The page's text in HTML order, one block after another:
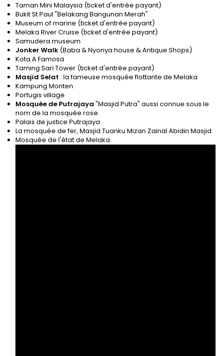
Taman Mini Malaysia (ticket d'entrée payant)
Bukit St Paul "Belakang Bangunan Merah"
Museum of marine (ticket d'entrée payant)
Melaka River Cruise (ticket d'entrée payant)
Samudera museum
Jonker Walk (Baba & Nyonya house & Antique Shops)
Kota A Famosa
Taming Sari Tower (ticket d'entrée payant)
Masjid Selat : la fameuse mosquée flottante de Melaka
Kampung Monten
Portugis village
Mosquée de Putrajaya "Masjid Putra" aussi connue sous le
nom de la mosquée rose
Palais de justice Putrajaya
La mosquée de fer, Masjid Tuanku Mizan Zainal Abidin Masjid
Mosquée de l'état de Melaka